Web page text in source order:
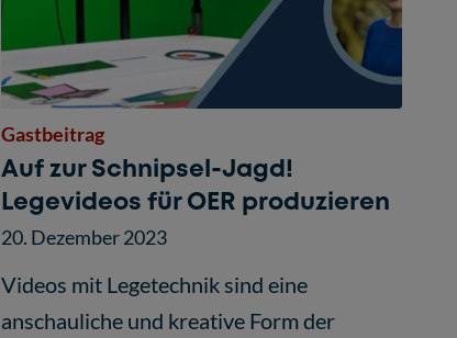
Gastbeitrag
Auf zur Schnipsel-Jagd!
Legevideos für OER produzieren
20. Dezember 2023
Videos mit Legetechnik sind eine
anschauliche und kreative Form der